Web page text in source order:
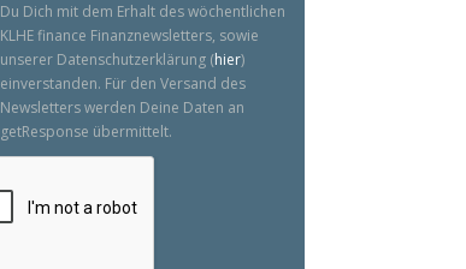
Du Dich mit dem Erhalt des wöchentlichen
KLHE finance Finanznewsletters, sowie
unserer Datenschutzerklärung (hier)
einverstanden. Für den Versand des
Newsletters werden Deine Daten an
getResponse übermittelt.